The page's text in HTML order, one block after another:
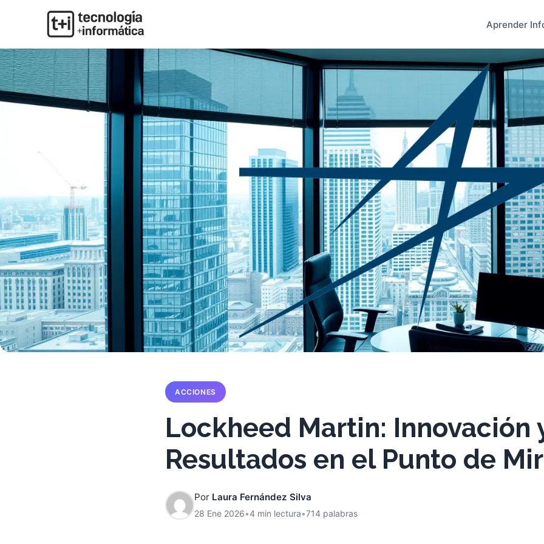
Aprender
ACCIONES
Lockheed Martin: Innovación
Resultados en el Punto de
Por Laura Fernández Silva
28 Ene 2026•4 min lectura•714 palabras